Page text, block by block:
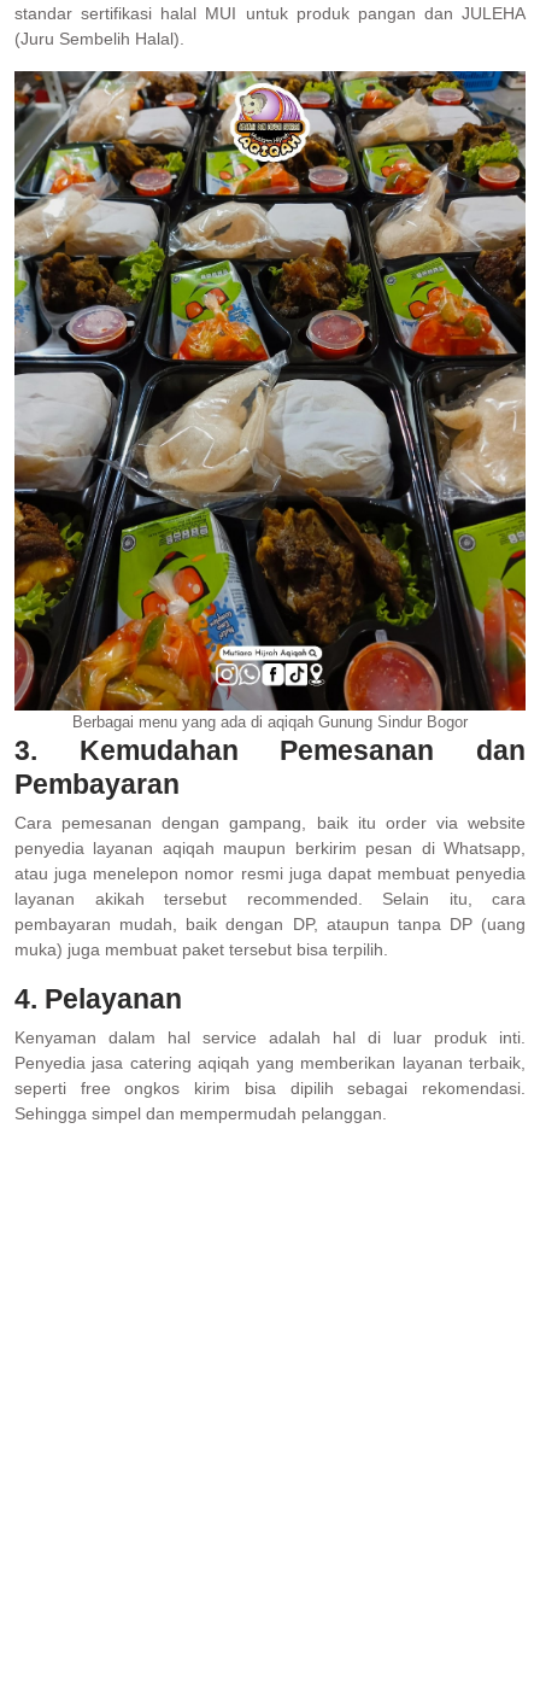
standar sertifikasi halal MUI untuk produk pangan dan JULEHA
(Juru Sembelih Halal).
Berbagai menu yang ada di aqiqah Gunung Sindur Bogor
3. Kemudahan Pemesanan dan
Pembayaran
Cara pemesanan dengan gampang, baik itu order via website
penyedia layanan aqiqah maupun berkirim pesan di Whatsapp,
atau juga menelepon nomor resmi juga dapat membuat penyedia
layanan akikah tersebut recommended. Selain itu, cara
pembayaran mudah, baik dengan DP, ataupun tanpa DP (uang
muka) juga membuat paket tersebut bisa terpilih.
4. Pelayanan
Kenyaman dalam hal service adalah hal di luar produk inti.
Penyedia jasa catering aqiqah yang memberikan layanan terbaik,
seperti free ongkos kirim bisa dipilih sebagai rekomendasi.
Sehingga simpel dan mempermudah pelanggan.